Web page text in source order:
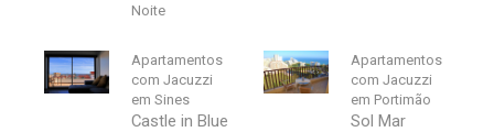
Apartamentos
com Jacuzzi
em Sines
Castle in Blue
Apartamentos
com Jacuzzi
em Portimão
Sol Mar